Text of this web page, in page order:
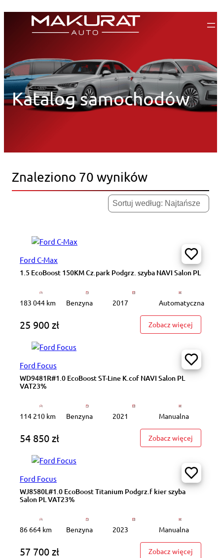
Katalog samochodów
Znaleziono 70 wyników
Ford C-Max
1.5 EcoBoost 150KM Cz.park Podgrz. szyba NAVI Salon PL
183 044 km Benzyna 2017 Automatyczna
25 900 zł Zobacz więcej
Ford Focus
WD9481R#1.0 EcoBoost ST-Line K.cof NAVI Salon PL
VAT23%
114 210 km Benzyna 2021 Manualna
54 850 zł Zobacz więcej
Ford Focus
WJ8580L#1.0 EcoBoost Titanium Podgrz.f kier szyba
Salon PL VAT23%
86 664 km Benzyna 2023 Manualna
57 700 zł Zobacz więcej